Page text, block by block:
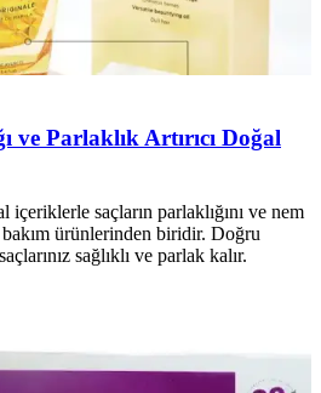
ve Parlaklık Artırıcı Doğal
içeriklerle saçların parlaklığını ve nem
ürünlerinden biridir. Doğru
sağlıklı ve parlak kalır.